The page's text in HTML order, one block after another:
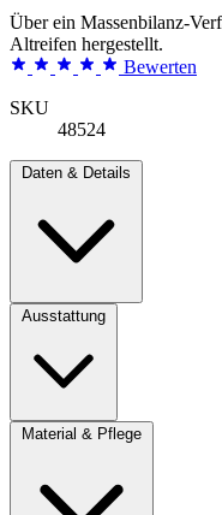
Über ein Massenbilanz-
Altreifen hergestellt.
Bewerten
SKU
48524
Daten & Details
Ausstattung
Material & Pflege